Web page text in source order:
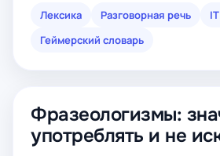
Лексика Разговорная речь
Геймерский словарь
Фразеологизмы:
употреблять и не